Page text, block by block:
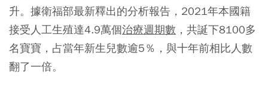
升。據衛福部最新釋出的分析報告，2021年本國籍
接受人工生殖達4.9萬個治療週期數 ，共誕下8100多
名寶寶，占當年新生兒數逾5％，與十年前相比人數
翻了一倍。